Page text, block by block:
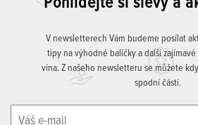
V newsletterech Vám budeme posílat
tipy na výhodné balíčky a další
vína. Z našeho newsletteru se můžete
spodní části.